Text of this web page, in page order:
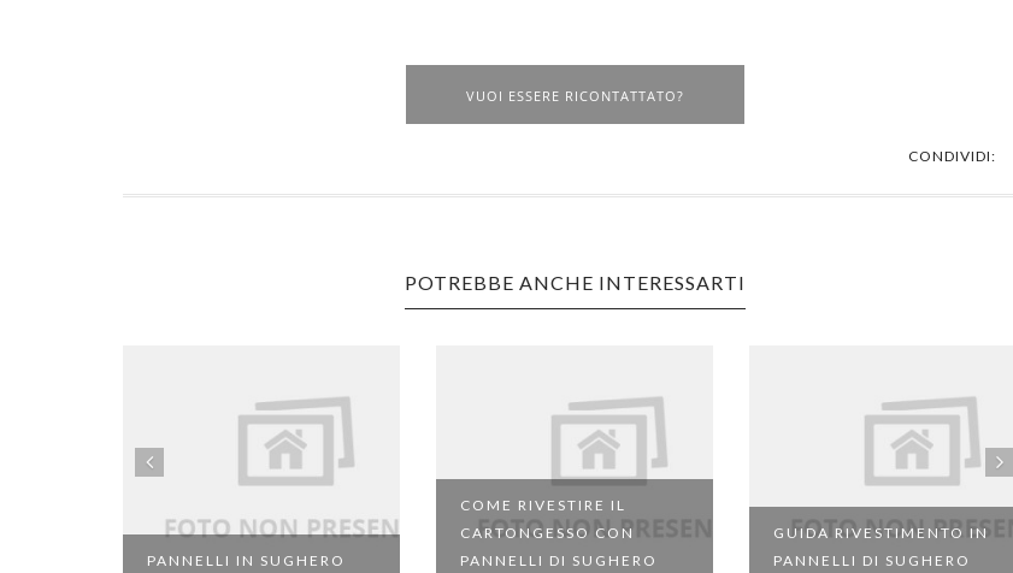
VUOI ESSERE RICONTATTATO?
CONDIVIDI:
POTREBBE ANCHE INTERESSARTI
PANNELLI IN SUGHERO
COME RIVESTIRE IL
CARTONGESSO CON
PANNELLI DI SUGHERO
GUIDA RIVESTIMENTO IN
PANNELLI DI SUGHERO